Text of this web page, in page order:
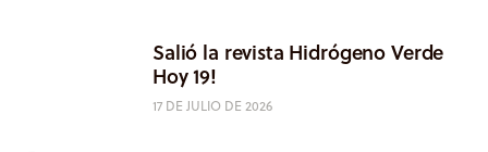
Salió la revista Hidrógeno Verde
Hoy 19!
17 DE JULIO DE 2026